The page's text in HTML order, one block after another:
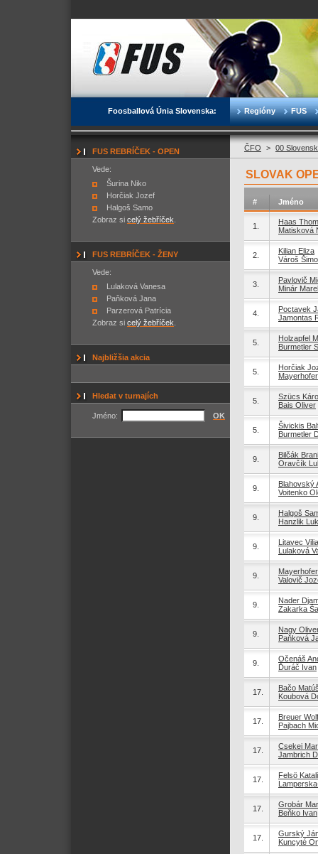
Foosballová Únia Slovenska: Regióny FUS
FUS REBRÍČEK - OPEN
Vede:
Šurina Niko
Horčiak Jozef
Halgoš Samo
Zobraz si celý žebříček
FUS REBRÍČEK - ŽENY
Vede:
Lulaková Vanesa
Paňková Jana
Parzerová Patrícia
Zobraz si celý žebříček
Najbližšia akcia
Hledat v turnajích
Jméno: OK
ČFO > 00
SLOVAK
# Jméno
1.
Haas
Matisková
2.
Kilian Eliza
Vároš
3.
Pavlovič
Minár
4.
Poctavek
Jamontas
5.
Holzapfel
Burmetler
5.
Horčiak
5.
Szücs
Bais Oliver
5.
Šivickis
Burmetler
9.
Bilčák
Oravčík
9.
Blahovský
Voitenko
9.
Halgoš
Hanzlik
9.
Litavec
Lulaková
9.
Valovič
9.
Nader
Zakarka
9.
Nagy
Paňková
9.
Očenáš
Ďuráč Ivan
17.
Bačo
Koubová
17.
Breuer
Pajbach
17.
Csekei
Jambrich
17.
Felsö
17.
Grobár
Beňko Ivan
17.
Gurský
Kuncyté